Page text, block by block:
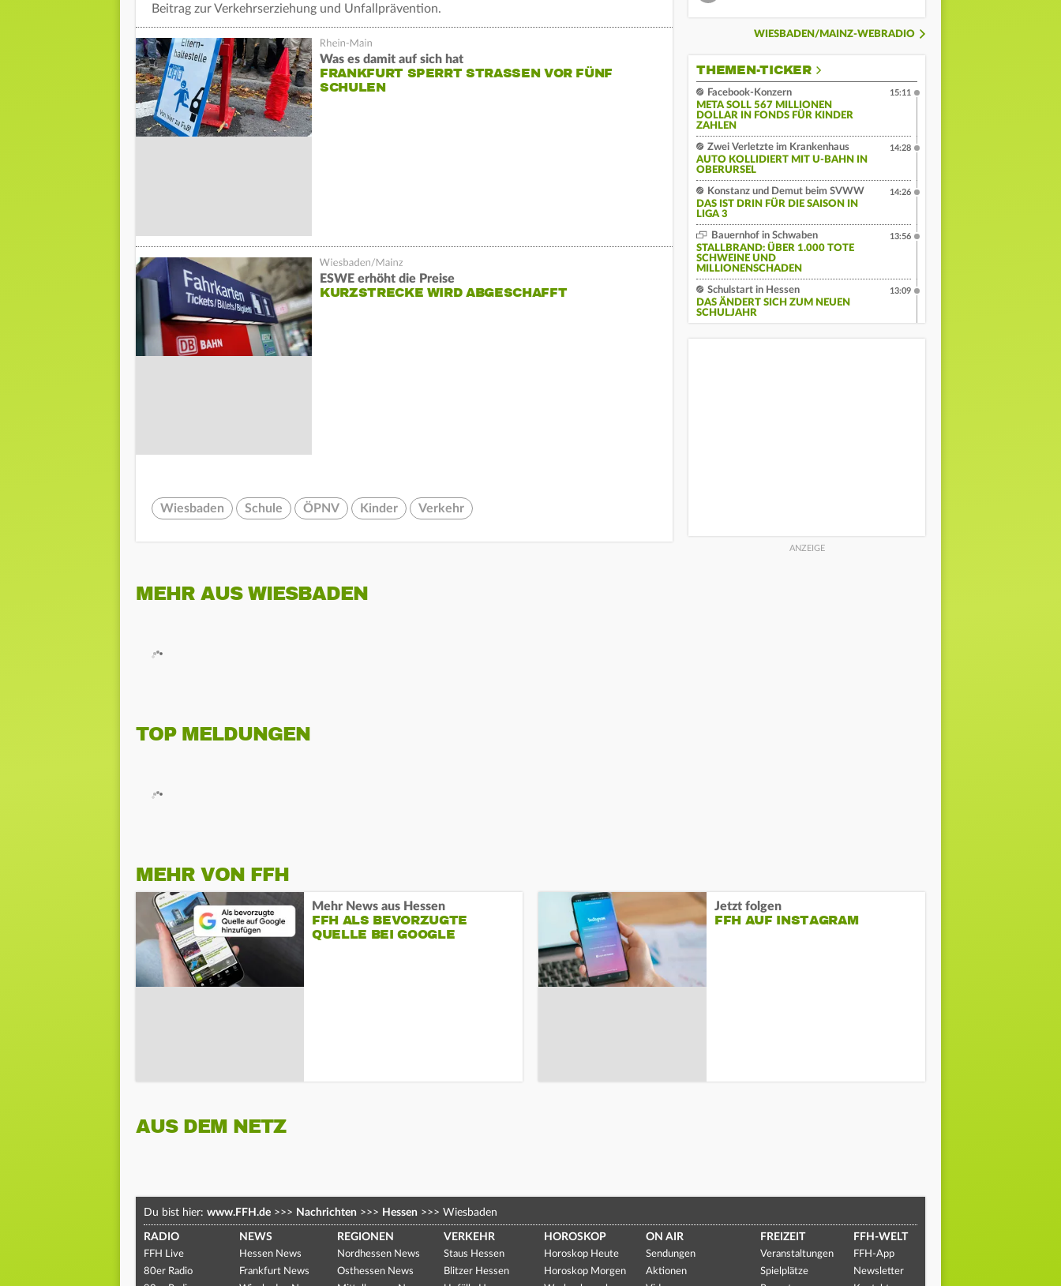
Beitrag zur Verkehrserziehung und Unfallprävention.
Was es damit auf sich hat
FRANKFURT SPERRT STRASSEN VOR FÜNF S
CHULEN
ESWE erhöht die Preise
KURZSTRECKE WIRD ABGESCHAFFT
Wiesbaden Schule ÖPNV Kinder Verkehr
WIESBADEN/MAINZ-WEBRADIO
THEMEN-TICKER
Facebook-Konzern
META SOLL 567 MILLIONEN
DOLLAR IN FONDS FÜR KINDER
ZAHLEN
15:11
Zwei Verletzte im Krankenhaus
AUTO KOLLIDIERT MIT U-BAHN IN
OBERURSEL
14:28
Konstanz und Demut beim SVWW
DAS IST DRIN FÜR DIE SAISON IN
LIGA 3
14:26
Bauernhof in Schwaben
STALLBRAND: ÜBER 1.000 TOTE
SCHWEINE UND
MILLIONENSCHADEN
13:56
Schulstart in Hessen
DAS ÄNDERT SICH ZUM NEUEN
SCHULJAHR
13:09
MEHR AUS WIESBADEN
TOP MELDUNGEN
MEHR VON FFH
Mehr News aus Hessen
FFH ALS BEVORZUGTE
QUELLE BEI GOOGLE
Jetzt folgen
FFH AUF INSTAGRAM
AUS DEM NETZ
Du bist hier: www.FFH.de >>> Nachrichten >>> Hessen >>> Wiesbaden
RADIO
FFH Live
80er Radio
NEWS
Hessen News
Frankfurt News
REGIONEN
Nordhessen News
Osthessen News
VERKEHR
Staus Hessen
Blitzer Hessen
HOROSKOP
Horoskop Heute
Horoskop Morgen
ON AIR
Sendungen
Aktionen
FREIZEIT
Veranstaltungen
Spielplätze
FFH-WELT
FFH-App
Newsletter